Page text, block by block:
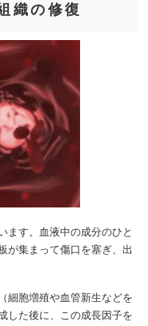
織の修復
ます。血液中の成分のひと
が集まって傷口を塞ぎ、出
細胞増殖や血管新生などを
した後に、この成長因子を